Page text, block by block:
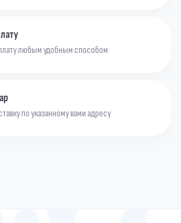
любым удобным способом
по указанному вами адресу